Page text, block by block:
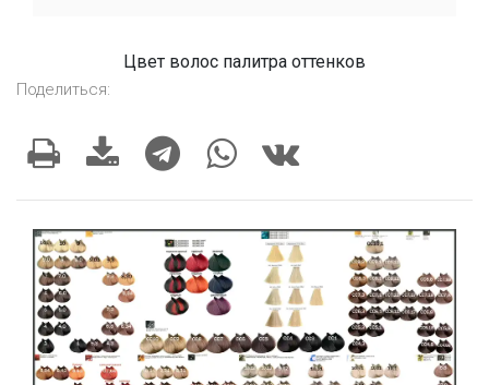
Цвет волос палитра оттенков
Поделиться: